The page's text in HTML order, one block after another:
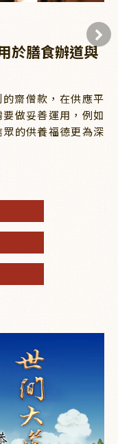
於膳食辦道與
齋僧款，在供應平
做妥善運用，例如
的供養福德更為深